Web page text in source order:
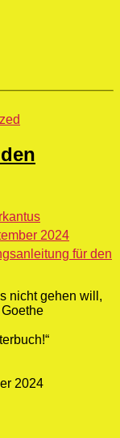
2024
für den
nicht gehen will,
2024